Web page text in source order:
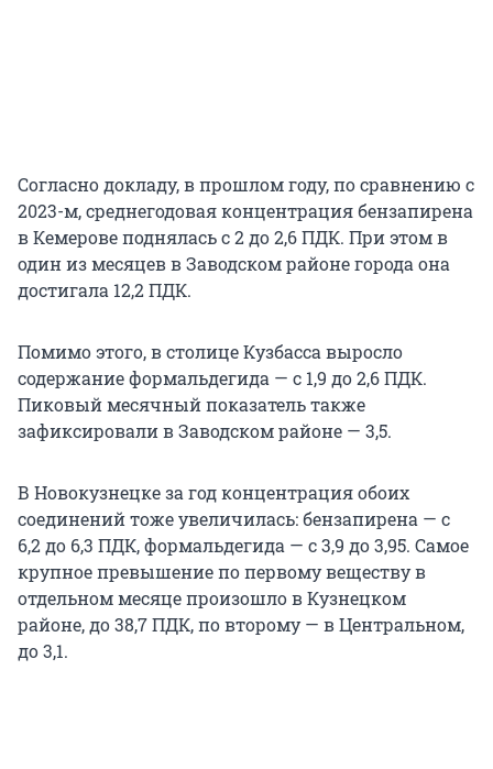
Согласно докладу, в прошлом году, по сравнению с
2023-м, среднегодовая концентрация бензапирена
в Кемерове поднялась с 2 до 2,6 ПДК. При этом в
один из месяцев в Заводском районе города она
достигала 12,2 ПДК.
Помимо этого, в столице Кузбасса выросло
содержание формальдегида — с 1,9 до 2,6 ПДК.
Пиковый месячный показатель также
зафиксировали в Заводском районе — 3,5.
В Новокузнецке за год концентрация обоих
соединений тоже увеличилась: бензапирена — с
6,2 до 6,3 ПДК, формальдегида — с 3,9 до 3,95. Самое
крупное превышение по первому веществу в
отдельном месяце произошло в Кузнецком
районе, до 38,7 ПДК, по второму — в Центральном,
до 3,1.